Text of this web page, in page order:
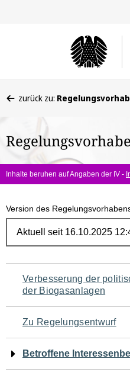
befinden
hier:
zurück zu:
Inhalte beruhen auf Angaben der IV -
Version des
Navigation
für
den
Seiteninhalt
Verbesserung der
der Biogasanlagen
Zu Regelungsentwurf
Betroffene